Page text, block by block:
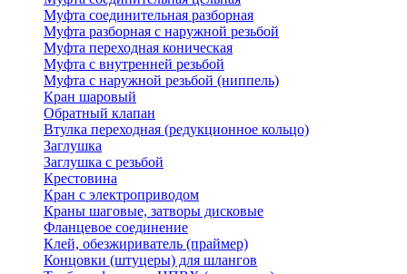
Муфта соединительная разборная
Муфта разборная с наружной резьбой
Муфта переходная коническая
Муфта с внутренней резьбой
Муфта с наружной резьбой (ниппель)
Кран шаровый
Обратный клапан
Втулка переходная (редукционное кольцо)
Заглушка
Заглушка с резьбой
Крестовина
Кран с электроприводом
Краны шаговые, затворы дисковые
Фланцевое соединение
Клей, обезжириватель (праймер)
Концовки (штуцеры) для шлангов